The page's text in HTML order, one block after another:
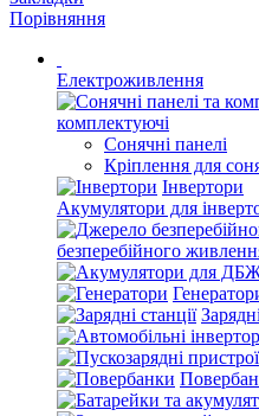
Порівняння
Електроживлення
комплектуючі
Сонячні панелі
Кріплення для
Інвертори
Акумулятори для
безперебійного